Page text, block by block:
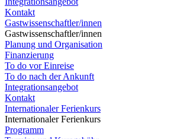
Kontakt
Gastwissenschaftler/innen
Gastwissenschaftler/innen
Planung und Organisation
Finanzierung
To do vor Einreise
To do nach der Ankunft
Integrationsangebot
Kontakt
Internationaler Ferienkurs
Internationaler Ferienkurs
Programm